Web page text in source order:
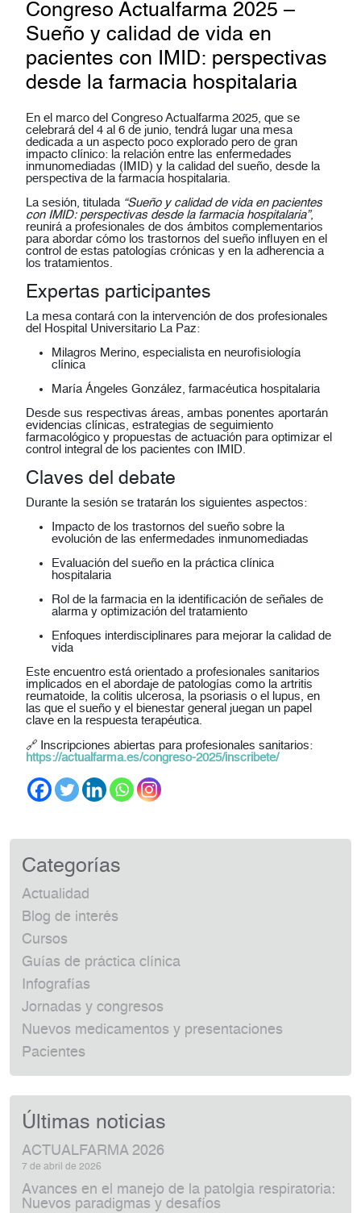
Congreso Actualfarma 2025 –
Sueño y calidad de vida en
pacientes con IMID: perspectivas
desde la farmacia hospitalaria
En el marco del Congreso Actualfarma 2025, que se
celebrará del 4 al 6 de junio, tendrá lugar una mesa
dedicada a un aspecto poco explorado pero de gran
impacto clínico: la relación entre las enfermedades
inmunomediadas (IMID) y la calidad del sueño, desde la
perspectiva de la farmacia hospitalaria.
La sesión, titulada “Sueño y calidad de vida en pacientes
con IMID: perspectivas desde la farmacia hospitalaria”,
reunirá a profesionales de dos ámbitos complementarios
para abordar cómo los trastornos del sueño influyen en el
control de estas patologías crónicas y en la adherencia a
los tratamientos.
Expertas participantes
La mesa contará con la intervención de dos profesionales
del Hospital Universitario La Paz:
Milagros Merino, especialista en neurofisiología
clínica
María Ángeles González, farmacéutica hospitalaria
Desde sus respectivas áreas, ambas ponentes aportarán
evidencias clínicas, estrategias de seguimiento
farmacológico y propuestas de actuación para optimizar el
control integral de los pacientes con IMID.
Claves del debate
Durante la sesión se tratarán los siguientes aspectos:
Impacto de los trastornos del sueño sobre la
evolución de las enfermedades inmunomediadas
Evaluación del sueño en la práctica clínica
hospitalaria
Rol de la farmacia en la identificación de señales de
alarma y optimización del tratamiento
Enfoques interdisciplinares para mejorar la calidad de
vida
Este encuentro está orientado a profesionales sanitarios
implicados en el abordaje de patologías como la artritis
reumatoide, la colitis ulcerosa, la psoriasis o el lupus, en
las que el sueño y el bienestar general juegan un papel
clave en la respuesta terapéutica.
🔗 Inscripciones abiertas para profesionales sanitarios:
https://actualfarma.es/congreso-2025/inscribete/
Categorías
Actualidad
Blog de interés
Cursos
Guías de práctica clínica
Infografías
Jornadas y congresos
Nuevos medicamentos y presentaciones
Pacientes
Últimas noticias
ACTUALFARMA 2026
7 de abril de 2026
Avances en el manejo de la patolgia respiratoria:
Nuevos paradigmas y desafíos